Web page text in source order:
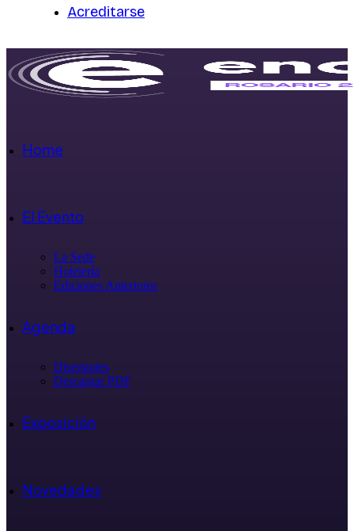
Acreditarse
Home
El Evento
La Sede
Hotelería
Ediciones Anteriores
Agenda
Disertantes
Descargar PDF
Exposición
Novedades